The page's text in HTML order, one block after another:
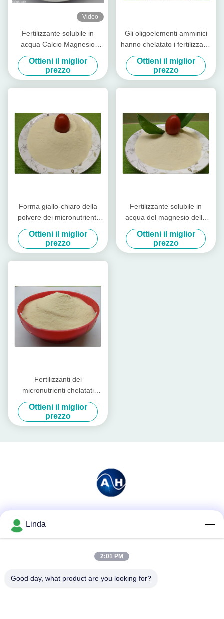
Video
Fertilizzante solubile in
acqua Calcio Magnesio
Zinco Boro Molibdeno Per
Peperoni Colorati
Ottieni il miglior
prezzo
Gli oligoelementi amminici
hanno chelatato i fertilizzanti
dei micronutrienti,
fertilizzante fogliare organico
Ottieni il miglior
prezzo
Forma giallo-chiaro della
polvere dei micronutrienti
chelatata aminoacido del
magnesio dello zinco del
boro
Ottieni il miglior
prezzo
Fertilizzante solubile in
acqua del magnesio dello
zinco del fertilizzante del
boro chelatato aminoacido
Ottieni il miglior
prezzo
Fertilizzanti dei
micronutrienti chelatati
aminoacido eccellente del
potassio con le proteine
idrolizzate
Ottieni il miglior
prezzo
Linda
2:01 PM
Good day, what product are you looking for?